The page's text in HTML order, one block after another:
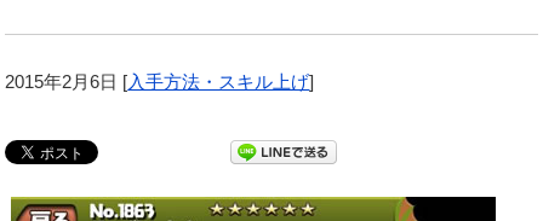
2015年2月6日 [入手方法・スキル上げ]